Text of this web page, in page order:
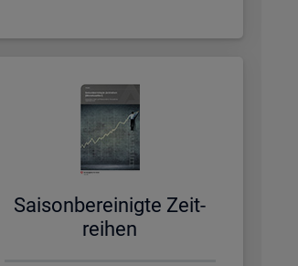
Sai­son­be­rei­nig­te Zeit­
rei­hen